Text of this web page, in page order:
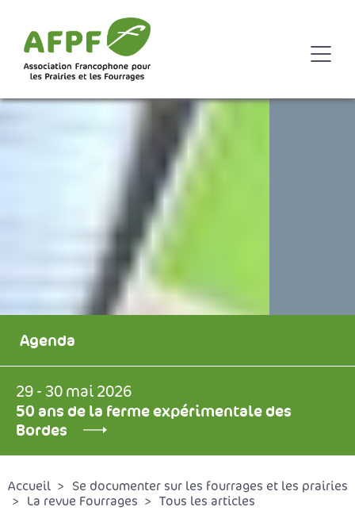
Agenda
29 - 30 mai 2026
50 ans de la ferme expérimentale des
Bordes
Accueil
Se documenter sur les fourrages et les prairies
La revue Fourrages
Tous les articles